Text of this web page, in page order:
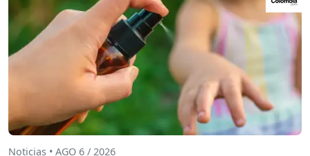
Noticias • AGO 6 / 2026